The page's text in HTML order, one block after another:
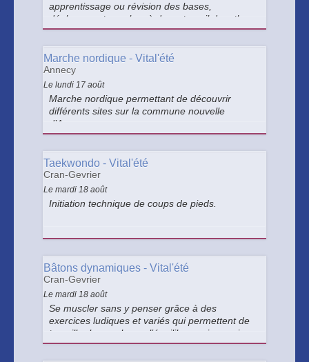
apprentissage ou révision des bases,
déplacements seul ou à deux, travail du rythme
et découverte des mouvements fondamentaux
valse et milonga.
Marche nordique - Vital'été
Annecy
Le lundi 17 août
Marche nordique permettant de découvrir
différents sites sur la commune nouvelle
d’Annecy.
Taekwondo - Vital'été
Cran-Gevrier
Le mardi 18 août
Initiation technique de coups de pieds.
Bâtons dynamiques - Vital'été
Cran-Gevrier
Le mardi 18 août
Se muscler sans y penser grâce à des
exercices ludiques et variés qui permettent de
travailler la souplesse, l’équilibre mais aussi
l’endurance.